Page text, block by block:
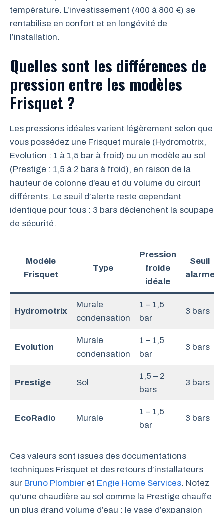
température. L’investissement (400 à 800 €) se
rentabilise en confort et en longévité de
l’installation.
Quelles sont les différences de
pression entre les modèles
Frisquet ?
Les pressions idéales varient légèrement selon que
vous possédez une Frisquet murale (Hydromotrix,
Evolution : 1 à 1,5 bar à froid) ou un modèle au sol
(Prestige : 1,5 à 2 bars à froid), en raison de la
hauteur de colonne d’eau et du volume du circuit
différents. Le seuil d’alerte reste cependant
identique pour tous : 3 bars déclenchent la soupape
de sécurité.
Modèle
Frisquet
Type
Pression
froide
idéale
Seuil
alarme
Hydromotrix
Murale
condensation
1 – 1,5
bar
3 bars
Evolution
Murale
condensation
1 – 1,5
bar
3 bars
Prestige Sol
1,5 – 2
bars
3 bars
EcoRadio Murale
1 – 1,5
bar
3 bars
Ces valeurs sont issues des documentations
techniques Frisquet et des retours d’installateurs
sur Bruno Plombier et Engie Home Services. Notez
qu’une chaudière au sol comme la Prestige chauffe
un plus grand volume d’eau : le vase d’expansion